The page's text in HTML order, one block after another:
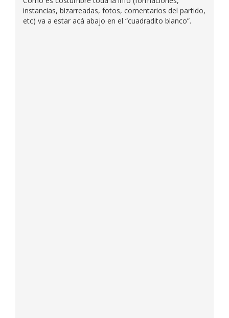
instancias, bizarreadas, fotos, comentarios del partido,
etc) va a estar acá abajo en el “cuadradito blanco”.